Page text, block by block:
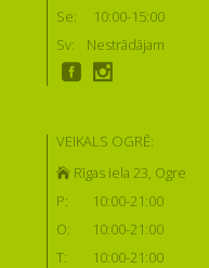
Se:
10:00-15:00
Sv:
Nestrādājam
VEIKALS OGRĒ:
Rīgas iela 23, Ogre
P:
10:00-21:00
O:
10:00-21:00
T:
10:00-21:00